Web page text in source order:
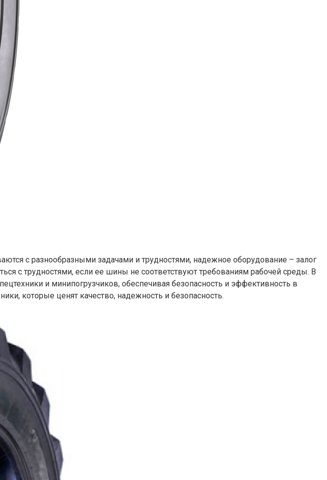
с разнообразными задачами и трудностями, надежное оборудование – залог
с трудностями, если ее шины не соответствуют требованиям рабочей среды. В
и минипогрузчиков, обеспечивая безопасность и эффективность в
которые ценят качество, надежность и безопасность.